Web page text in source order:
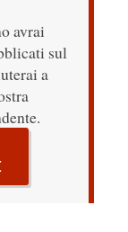
avrai
sul
a